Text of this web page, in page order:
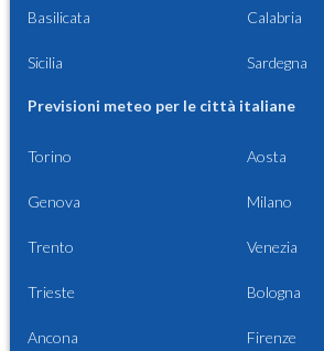
Basilicata Calabria
Sicilia Sardegna
Previsioni meteo per le città italiane
Torino Aosta
Genova Milano
Trento Venezia
Trieste Bologna
Ancona Firenze